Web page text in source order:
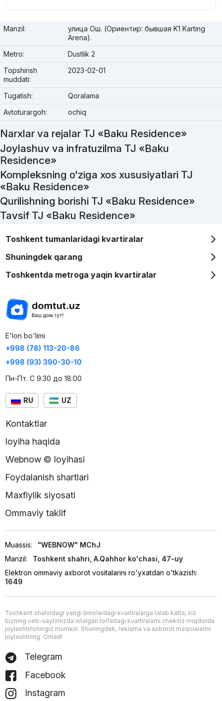
Manzil:
улица Ош. (Ориентир: бывшая K1 Karting
Arena).
Metro:
Dustlik 2
Topshirish
muddati:
2023-02-01
Tugatish:
Qoralama
Avtoturargoh:
ochiq
Narxlar va rejalar TJ «Baku Residence»
Joylashuv va infratuzilma TJ «Baku
Residence»
Kompleksning o'ziga xos xususiyatlari TJ
«Baku Residence»
Qurilishning borishi TJ «Baku Residence»
Tavsif TJ «Baku Residence»
Toshkent tumanlaridagi kvartiralar
Shuningdek qarang
Toshkentda metroga yaqin kvartiralar
E'lon bo'limi
+998 (78) 113-20-86
+998 (93) 390-30-10
Пн-Пт. С 9:30 до 18:00
RU UZ
Kontaktlar
loyiha haqida
Webnow © loyihasi
Foydalanish shartlari
Maxfiylik siyosati
Ommaviy taklif
Muassis:
"WEBNOW" MChJ
Manzil:
Toshkent shahri, A.Qahhor ko'chasi, 47-uy
Elektron ommaviy axborot vositalarini ro'yxatdan o'tkazish:
1649
Toshkent shahridagi yangi binolardagi kvartiralarga talab katta, siz
bizning veb-saytimizda istalgan toifadagi kvartiralarni cheksiz miqdorda
joylashtirishingiz mumkin. Shuningdek, reklama va axborot maqolalarini
joylashtiring. Omad!
Telegram
Facebook
Instagram